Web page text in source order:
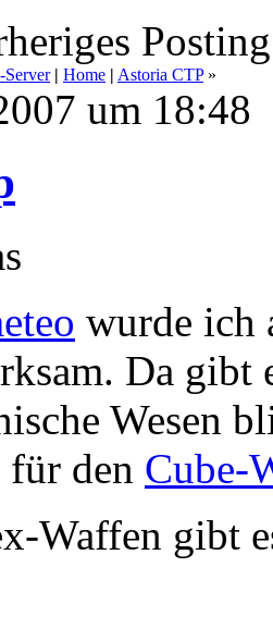
Posting
Server | Home | Astoria CTP»
um 18:48
wurde ich
Da
Wesen
den Cube-
Waffen gibt